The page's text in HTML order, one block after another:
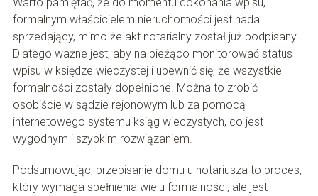
formalnym właścicielem nieruchomości jest nadal
sprzedający, mimo że akt notarialny został już podpisany.
Dlatego ważne jest, aby na bieżąco monitorować status
wpisu w księdze wieczystej i upewnić się, że wszystkie
formalności zostały dopełnione. Można to zrobić
osobiście w sądzie rejonowym lub za pomocą
internetowego systemu ksiąg wieczystych, co jest
wygodnym i szybkim rozwiązaniem.
Podsumowując, przepisanie domu u notariusza to proces,
który wymaga spełnienia wielu formalności, ale jest